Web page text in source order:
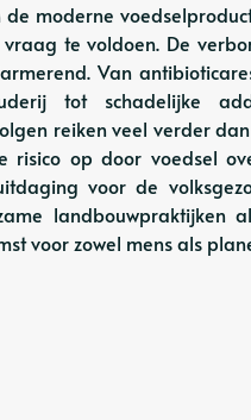
moderne
te voldoen. De
Van
tot schadelijke
reiken veel verder
risico op door voedsel
voor de
landbouwpraktijken
voor zowel mens als